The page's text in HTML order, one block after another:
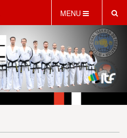
MENU